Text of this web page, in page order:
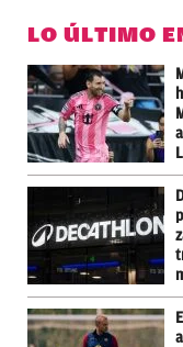
LO ÚLTIMO